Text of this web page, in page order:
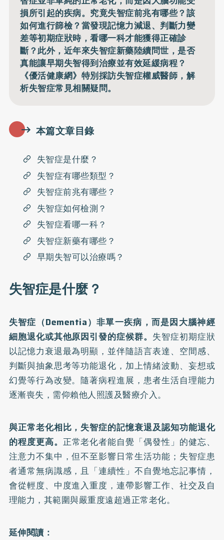
損所引起的疾病。究竟失智症前兆有哪些？該
如何進行篩檢？當發現記憶力減退、判斷力變
差等初期症狀時，看哪一科才能獲得正確診
斷？此外，近年來失智症新藥陸續問世，是否
真能讓早期失智得到治療並有效延緩病程？
《優活健康網》特別採訪失智症權威醫師，解
析失智症常見相關疑問。
本篇文章目錄
失智症是什麼？
失智症有哪些類型？
失智症前兆有哪些？
失智症如何檢測？
失智症看哪一科？
失智症新藥有哪些？
早期失智可以治療嗎？
失智症是什麼？
失智症 （Dementia）非單一疾病，而是因大腦神經
細胞退化或其他原因引發的症候群。 失智症初期症狀
以記憶力衰退最為明顯，並伴隨語言表達、空間感、
判斷與抽象思考等功能退化，加上情緒波動、妄想或
幻覺等行為改變。隨著病程進展，患者生活自理能力
逐漸喪失，需仰賴他人照護及醫療介入。
與正常老化相比，失智症的記憶衰退及認知功能退化
的程度更高。 正常老化者能自覺「偶發性」的健忘、
注意力不集中，但不至影響日常生活功能；失智症患
者通常無病識感，且「連續性」不自覺地忘記事情，
會從輕度、中度進入重度，連帶影響工作、社交及自
理能力，其範圍與嚴重度遠超過正常老化。
延伸閱讀：